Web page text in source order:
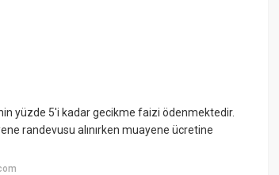
yüzde 5'i kadar gecikme faizi ödenmektedir.
randevusu alınırken muayene ücretine